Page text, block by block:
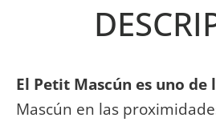
El Petit Mascún es uno
Mascún en las